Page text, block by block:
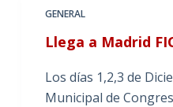
GENERAL
Llega a Madrid
Los días 1,2,3 de
Municipal de